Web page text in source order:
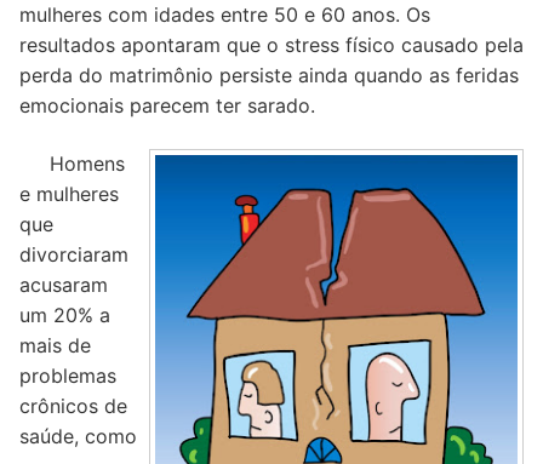
mulheres com idades entre 50 e 60 anos. Os
resultados apontaram que o stress físico causado pela
perda do matrimônio persiste ainda quando as feridas
emocionais parecem ter sarado.
Homens
e mulheres
que
divorciaram
acusaram
um 20% a
mais de
problemas
crônicos de
saúde, como